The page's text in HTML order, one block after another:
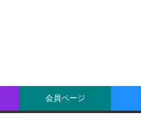
会員ページ